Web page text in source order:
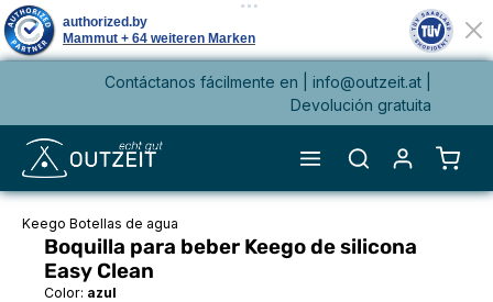
principalContáctanos fácilmente en | info@outzeit.at
Devolución gratuita
El
Keego Botellas de agua
Boquilla para beber Keego de silicona
Easy Clean
Color: azul